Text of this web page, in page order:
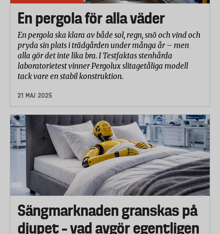
En pergola för alla väder
En pergola ska klara av både sol, regn, snö och vind och
pryda sin plats i trädgården under många år – men
alla gör det inte lika bra. I Testfaktas stenhårda
laboratorietest vinner Pergolux slitagetåliga modell
tack vare en stabil konstruktion.
21 MAJ 2025
Sängmarknaden granskas på
djupet – vad avgör egentligen